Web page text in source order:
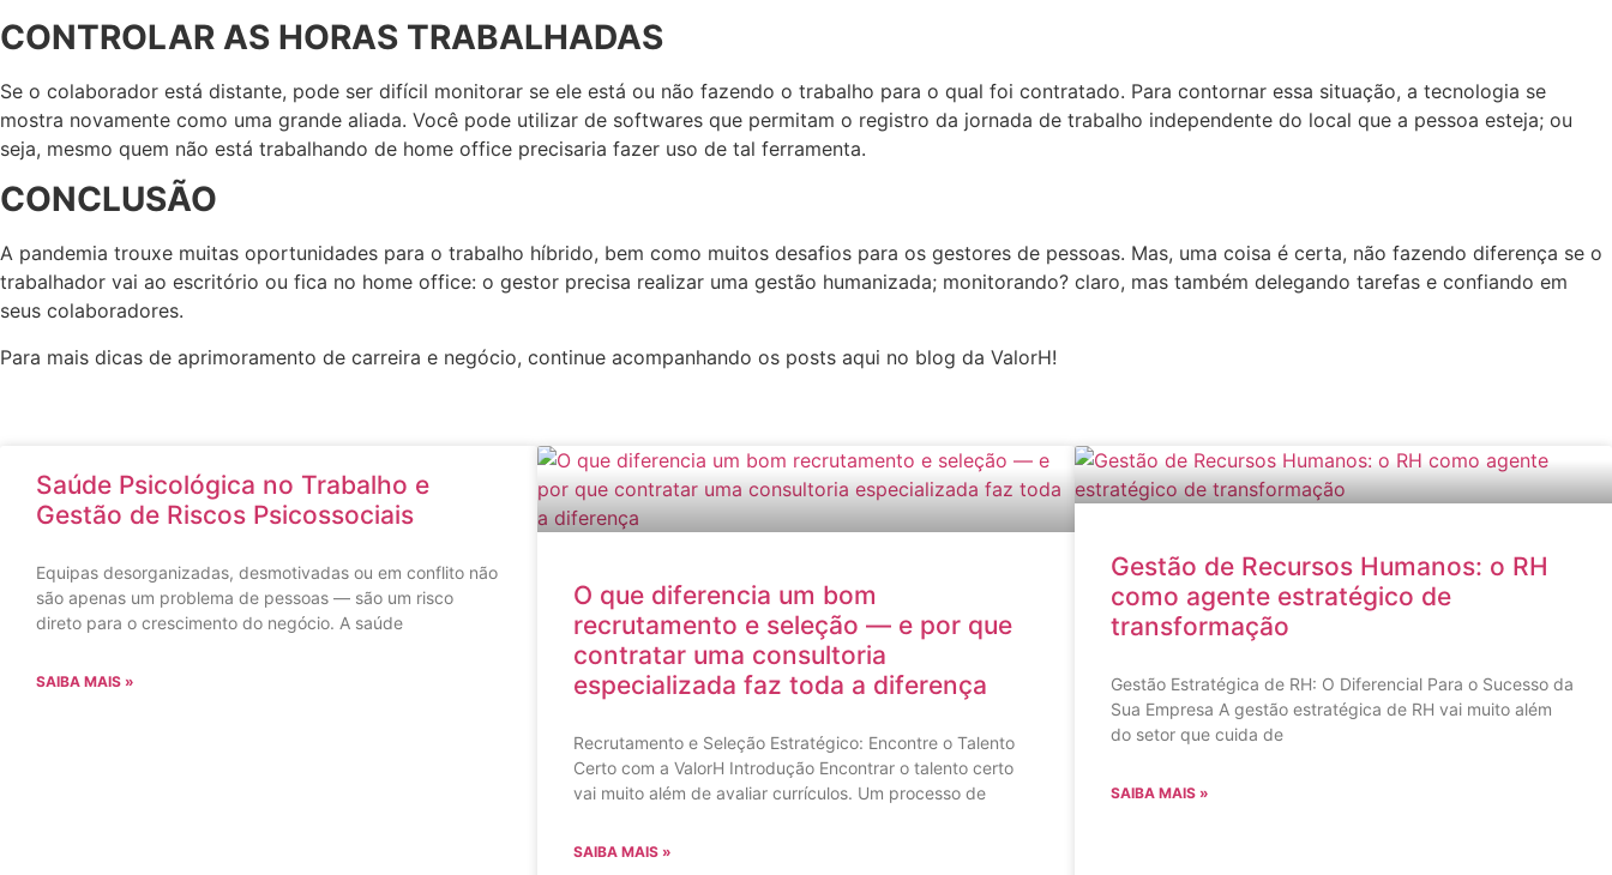
CONTROLAR AS HORAS TRABALHADAS
Se o colaborador está distante, pode ser difícil monitorar se ele está ou não fazendo o trabalho para o qual foi contratado. Para contornar essa situação, a tecnologia se
mostra novamente como uma grande aliada. Você pode utilizar de softwares que permitam o registro da jornada de trabalho independente do local que a pessoa esteja; ou
seja, mesmo quem não está trabalhando de home office precisaria fazer uso de tal ferramenta.
CONCLUSÃO
A pandemia trouxe muitas oportunidades para o trabalho híbrido, bem como muitos desafios para os gestores de pessoas. Mas, uma coisa é certa, não fazendo diferença se o
trabalhador vai ao escritório ou fica no home office: o gestor precisa realizar uma gestão humanizada; monitorando? claro, mas também delegando tarefas e confiando em
seus colaboradores.
Para mais dicas de aprimoramento de carreira e negócio, continue acompanhando os posts aqui no blog da ValorH!
Saúde Psicológica no Trabalho e
Gestão de Riscos Psicossociais
Equipas desorganizadas, desmotivadas ou em conflito não
são apenas um problema de pessoas — são um risco
direto para o crescimento do negócio. A saúde
SAIBA MAIS »
O que diferencia um bom
recrutamento e seleção — e por que
contratar uma consultoria
especializada faz toda a diferença
Recrutamento e Seleção Estratégico: Encontre o Talento
Certo com a ValorH Introdução Encontrar o talento certo
vai muito além de avaliar currículos. Um processo de
SAIBA MAIS »
Gestão de Recursos Humanos: o RH
como agente estratégico de
transformação
Gestão Estratégica de RH: O Diferencial Para o Sucesso da
Sua Empresa A gestão estratégica de RH vai muito além
do setor que cuida de
SAIBA MAIS »